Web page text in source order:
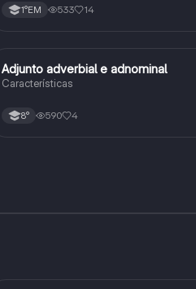
1°EM 533 14
Português
Adjunto adverbial e adnominal
Características
8° 590 4